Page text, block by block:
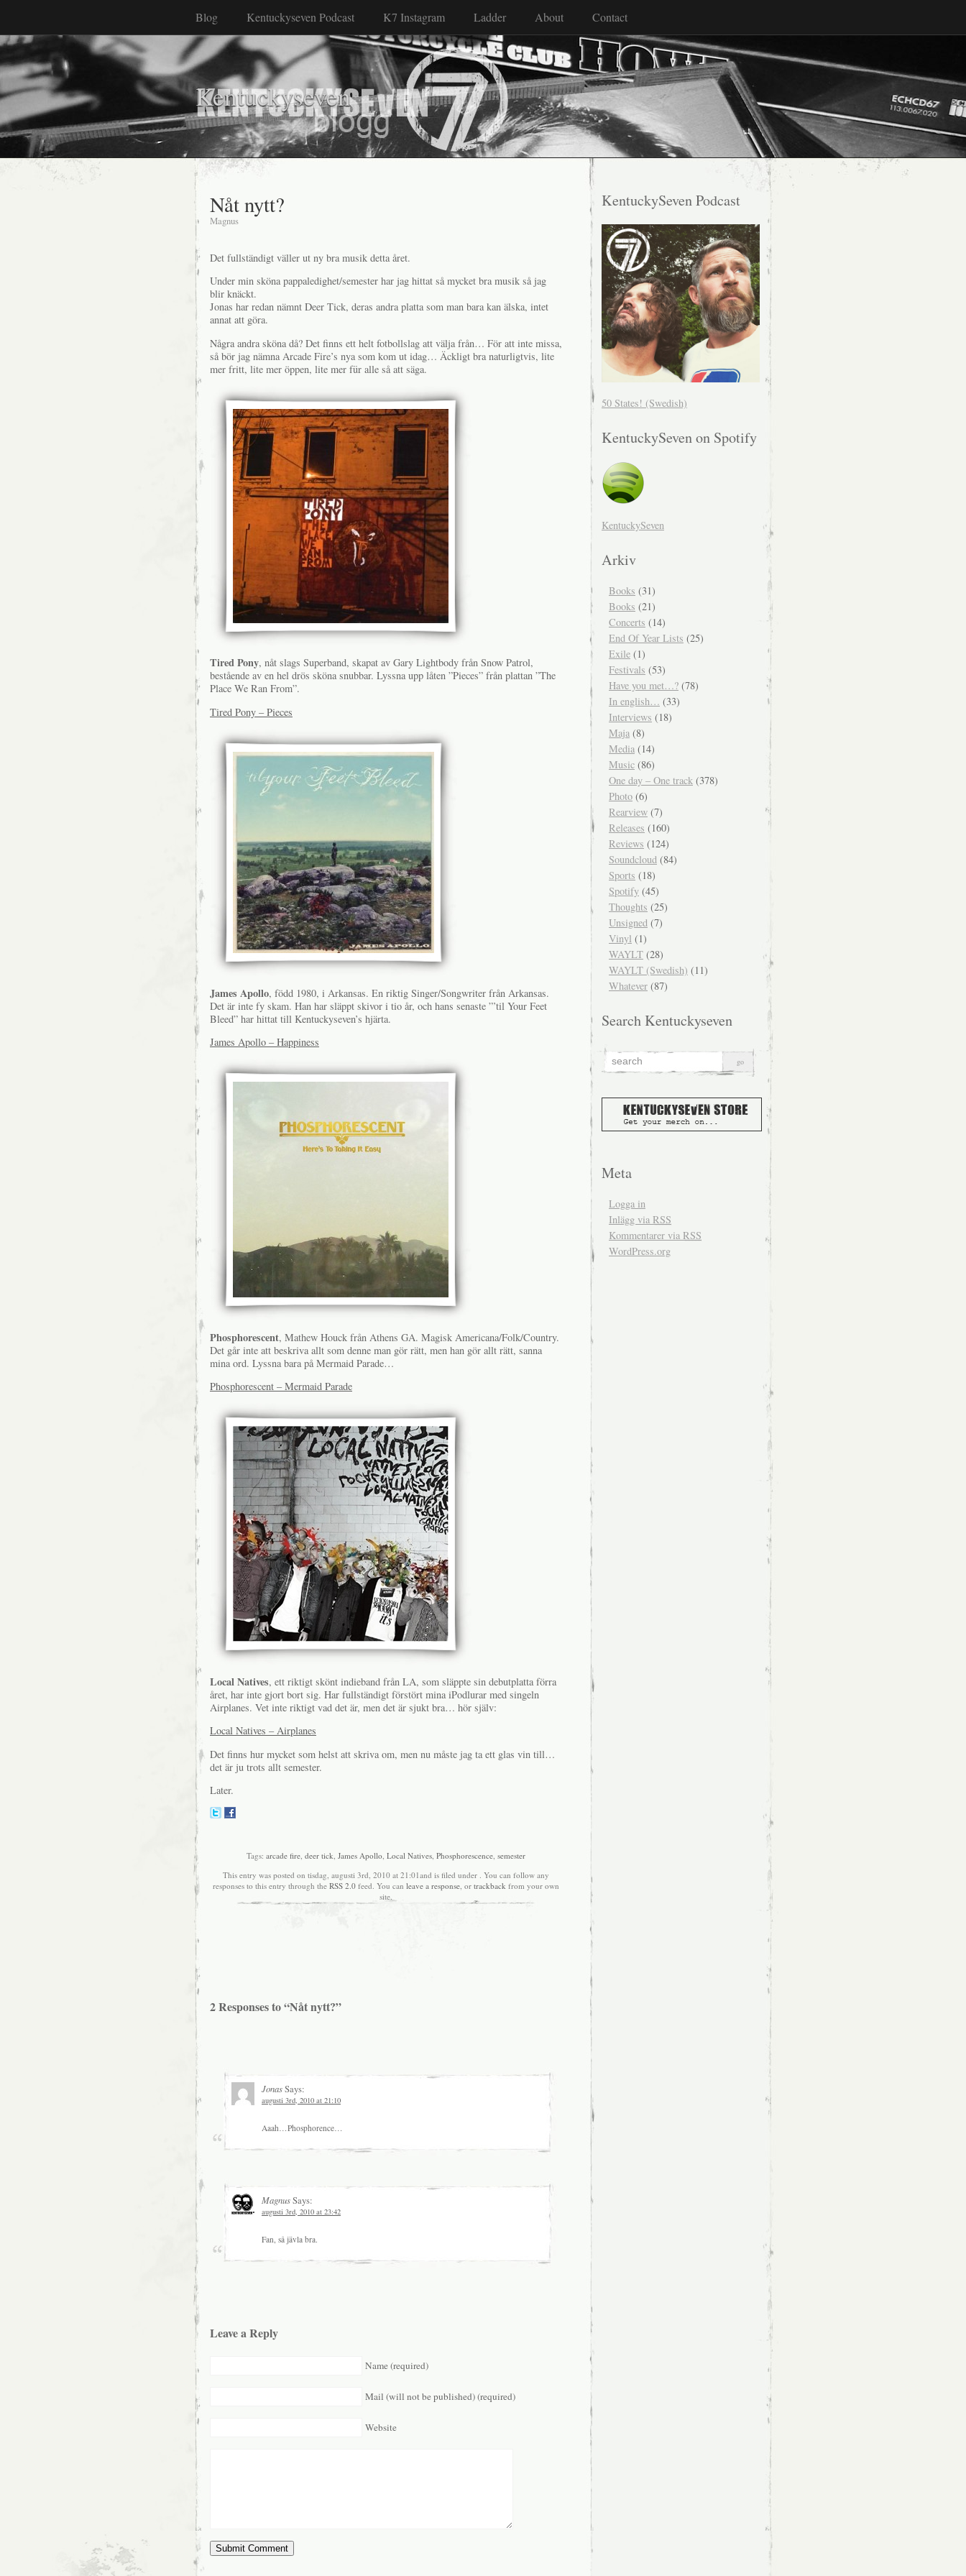
Blog Kentuckyseven Podcast K7 Instagram Ladder About Contact
Kentuckyseven
Nåt nytt?
Magnus
Det fullständigt väller ut ny bra musik detta året.
Under min sköna pappaledighet/semester har jag hittat så mycket bra musik så jag
blir knäckt.
Jonas har redan nämnt Deer Tick, deras andra platta som man bara kan älska, intet
annat att göra.
Några andra sköna då? Det finns ett helt fotbollslag att välja från… För att inte missa,
så bör jag nämna Arcade Fire’s nya som kom ut idag… Äckligt bra naturligtvis, lite
mer fritt, lite mer öppen, lite mer für alle så att säga.
Tired Pony, nåt slags Superband, skapat av Gary Lightbody från Snow Patrol,
bestående av en hel drös sköna snubbar. Lyssna upp låten ”Pieces” från plattan ”The
Place We Ran From”.
Tired Pony – Pieces
James Apollo, född 1980, i Arkansas. En riktig Singer/Songwriter från Arkansas.
Det är inte fy skam. Han har släppt skivor i tio år, och hans senaste ”’til Your Feet
Bleed” har hittat till Kentuckyseven’s hjärta.
James Apollo – Happiness
Phosphorescent, Mathew Houck från Athens GA. Magisk Americana/Folk/Country.
Det går inte att beskriva allt som denne man gör rätt, men han gör allt rätt, sanna
mina ord. Lyssna bara på Mermaid Parade…
Phosphorescent – Mermaid Parade
Local Natives, ett riktigt skönt indieband från LA, som släppte sin debutplatta förra
året, har inte gjort bort sig. Har fullständigt förstört mina iPodlurar med singeln
Airplanes. Vet inte riktigt vad det är, men det är sjukt bra… hör själv:
Local Natives – Airplanes
Det finns hur mycket som helst att skriva om, men nu måste jag ta ett glas vin till…
det är ju trots allt semester.
Later.
Tags: arcade fire, deer tick, James Apollo, Local Natives, Phosphorescence, semester
This entry was posted on tisdag, augusti 3rd, 2010 at 21:01and is filed under . You can follow any
responses to this entry through the RSS 2.0 feed. You can leave a response , or trackback from your own
site.
2 Responses to “Nåt nytt?”
JonasSays:
augusti 3rd, 2010 at 21:10
Aaah…Phosphorence…
MagnusSays:
augusti 3rd, 2010 at 23:42
Fan, så jävla bra.
Leave a Reply
Name (required)
Mail (will not be published) (required)
Website
KentuckySeven Podcast
50 States! (Swedish)
KentuckySeven on Spotify
KentuckySeven
Arkiv
Books (31)
Books (21)
Concerts (14)
End Of Year Lists (25)
Exile (1)
Festivals (53)
Have you met…? (78)
In english… (33)
Interviews (18)
Maja (8)
Media (14)
Music (86)
One day – One track (378)
Photo (6)
Rearview (7)
Releases (160)
Reviews (124)
Soundcloud (84)
Sports (18)
Spotify (45)
Thoughts (25)
Unsigned (7)
Vinyl (1)
WAYLT (28)
WAYLT (Swedish) (11)
Whatever (87)
Search Kentuckyseven
Meta
Logga in
Inlägg via RSS
Kommentarer via RSS
WordPress.org